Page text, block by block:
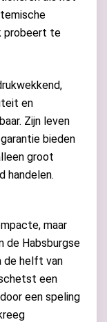
probeert te
en
Zijn leven
bieden
groot
handelen.
maar
de Habsburgse
de helft van
schetst een
een speling